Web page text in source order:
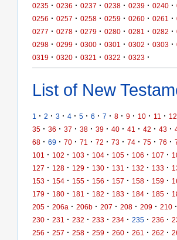
0235 · 0236 · 0237 · 0238 · 0239 · 0240 ·
0256 · 0257 · 0258 · 0259 · 0260 · 0261 ·
0277 · 0278 · 0279 · 0280 · 0281 · 0282 ·
0298 · 0299 · 0300 · 0301 · 0302 · 0303 ·
0319 · 0320 · 0321 · 0322 · 0323 ·
List of New
1 · 2 · 3 · 4 · 5 · 6 · 7 · 8 · 9 · 10 · 11 · 12
35 · 36 · 37 · 38 · 39 · 40 · 41 · 42 · 43 ·
68 · 69 · 70 · 71 · 72 · 73 · 74 · 75 · 76 ·
101
· 102 · 103 · 104 · 105 · 106 · 107 ·
127 · 128 · 129 · 130 · 131 · 132 · 133 ·
153 · 154 · 155 · 156 · 157 · 158 · 159 ·
179 · 180 · 181 · 182 · 183 · 184 · 185 ·
205 · 206a · 206b · 207 · 208 · 209 · 210 ·
230 · 231 · 232 · 233 · 234 · 235 · 236 ·
256 · 257 · 258 · 259 · 260 · 261 · 262 ·